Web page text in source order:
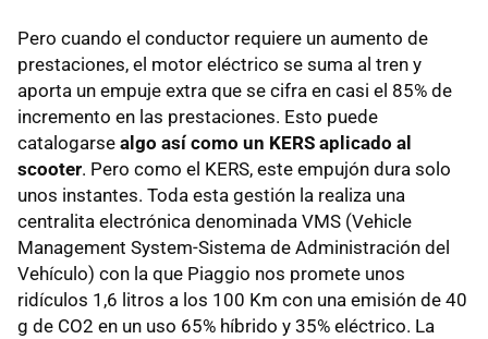
Pero cuando el conductor requiere un aumento de
prestaciones, el motor eléctrico se suma al tren y
aporta un empuje extra que se cifra en casi el 85% de
incremento en las prestaciones. Esto puede
catalogarse algo así como un KERS aplicado al
scooter. Pero como el KERS, este empujón dura solo
unos instantes. Toda esta gestión la realiza una
centralita electrónica denominada VMS (Vehicle
Management System-Sistema de Administración del
Vehículo) con la que Piaggio nos promete unos
ridículos 1,6 litros a los 100 Km con una emisión de 40
g de CO2 en un uso 65% híbrido y 35% eléctrico. La